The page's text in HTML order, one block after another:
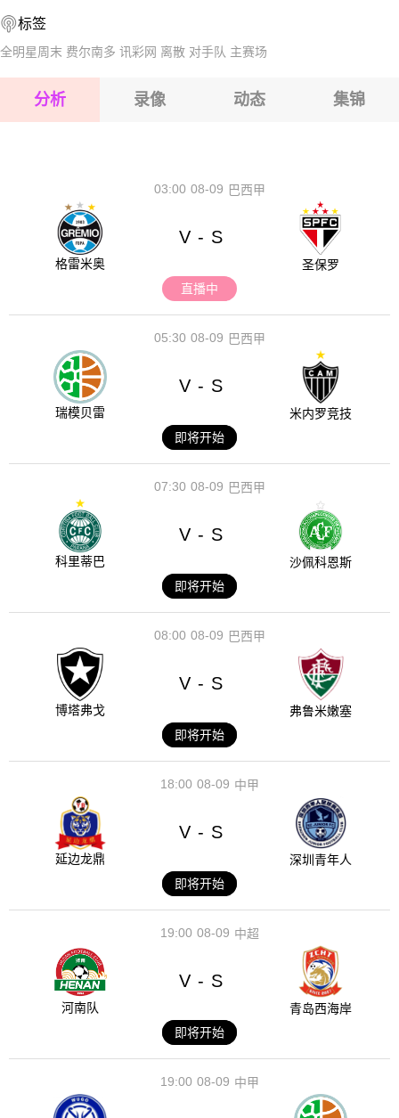
2026-08-17 【中超】 河南队VS青岛海牛
标签
全明星周末 费尔南多 讯彩网 离散 对手队 主赛场
分析 录像 动态 集锦
08-09
03:00 巴西甲
格雷米奥
V - S
圣保罗
直播中
08-09
05:30 巴西甲
瑞模贝雷
V - S
米内罗竞技
即将开始
08-09
07:30 巴西甲
科里蒂巴
V - S
沙佩科恩斯
即将开始
08-09
08:00 巴西甲
博塔弗戈
V - S
弗鲁米嫩塞
即将开始
08-09
18:00 中甲
延边龙鼎
V - S
深圳青年人
即将开始
08-09
19:00 中超
河南队
V - S
青岛西海岸
即将开始
08-09
19:00 中甲